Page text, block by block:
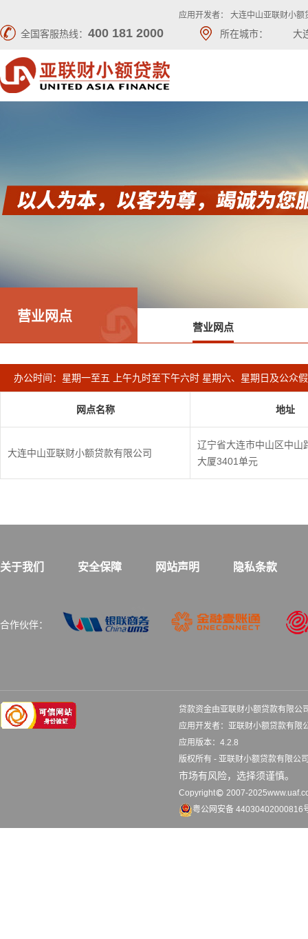
应用开发者： 大连中山亚联财小
全国客服热线： 400 181 2000 所在城市： 大
营业网点
营业网点
办公时间：星期一至五 上午九时至下午六时 星期六、星期日及公众
网点名称 地址
大连中山亚联财小额贷款有限公司
辽宁省大连市中山区中山
大厦3401单元
关于我们 安全保障 网站声明 隐私条款
合作伙伴：
贷款资金由亚联财小额贷款有限公
应用开发者：亚联财小额贷
应用版本：4.2.8 更
版权所有 - 亚联财小额贷款有限公
市场有风险，选择须谨慎。
Copyright
2007-
粤公网安备 44030402000816